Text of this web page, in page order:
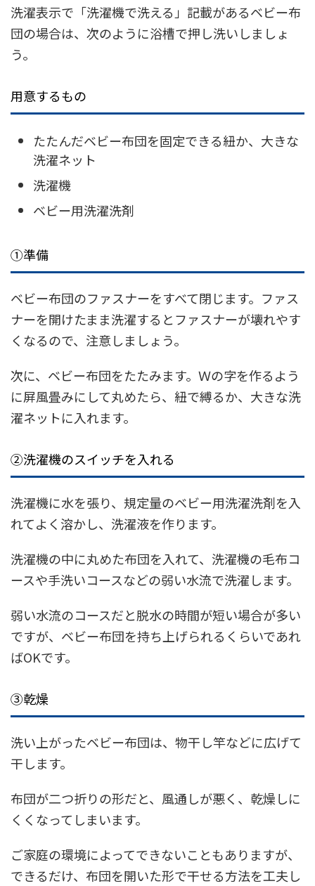
洗濯表示で「洗濯機で洗える」記載があるベビー布
団の場合は、次のように浴槽で押し洗いしましょ
う。
用意するもの
たたんだベビー布団を固定できる紐か、大きな
洗濯ネット
洗濯機
ベビー用洗濯洗剤
①準備
ベビー布団のファスナーをすべて閉じます。ファス
ナーを開けたまま洗濯するとファスナーが壊れやす
くなるので、注意しましょう。
次に、ベビー布団をたたみます。Ｗの字を作るよう
に屏風畳みにして丸めたら、紐で縛るか、大きな洗
濯ネットに入れます。
②洗濯機のスイッチを入れる
洗濯機に水を張り、規定量のベビー用洗濯洗剤を入
れてよく溶かし、洗濯液を作ります。
洗濯機の中に丸めた布団を入れて、洗濯機の毛布コ
ースや手洗いコースなどの弱い水流で洗濯します。
弱い水流のコースだと脱水の時間が短い場合が多い
ですが、ベビー布団を持ち上げられるくらいであれ
ばOKです。
③乾燥
洗い上がったベビー布団は、物干し竿などに広げて
干します。
布団が二つ折りの形だと、風通しが悪く、乾燥しに
くくなってしまいます。
ご家庭の環境によってできないこともありますが、
できるだけ、布団を開いた形で干せる方法を工夫し